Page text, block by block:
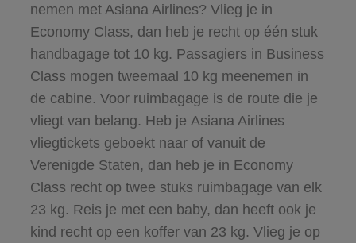
nemen met Asiana Airlines? Vlieg je in
Economy Class, dan heb je recht op één stuk
handbagage tot 10 kg. Passagiers in Business
Class mogen tweemaal 10 kg meenemen in
de cabine. Voor ruimbagage is de route die je
vliegt van belang. Heb je Asiana Airlines
vliegtickets geboekt naar of vanuit de
Verenigde Staten, dan heb je in Economy
Class recht op twee stuks ruimbagage van elk
23 kg. Reis je met een baby, dan heeft ook je
kind recht op een koffer van 23 kg. Vlieg je op